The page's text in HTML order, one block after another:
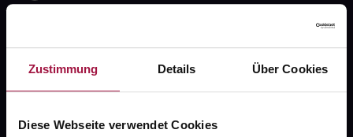
Zustimmung Details Über Cookies
Diese Webseite verwendet Cookies